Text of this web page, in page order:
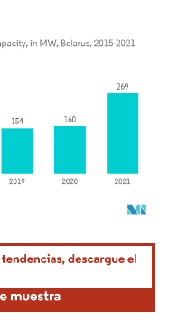
según CC BY 4.0.